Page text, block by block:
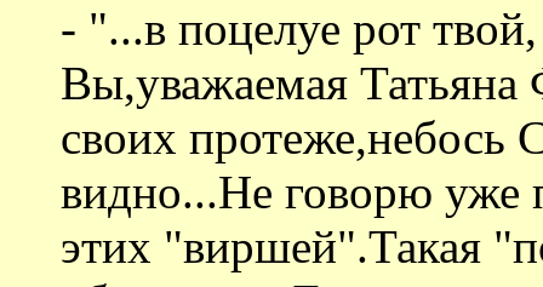
- "...в поцелуе рот
Вы,уважаемая Татьяна
своих протеже,небось
видно...Не говорю уже
этих "виршей".Такая